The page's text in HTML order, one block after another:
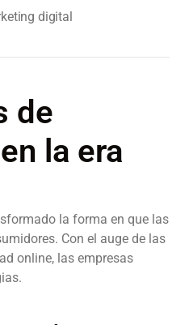
digital
de
la era
la forma en que las
Con el auge de las
online, las empresas